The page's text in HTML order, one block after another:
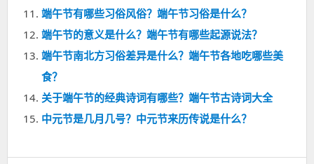
端午节有哪些习俗风俗？端午节习俗是什么？
端午节的意义是什么？端午节有哪些起源说法？
端午节南北方习俗差异是什么？端午节各地吃哪些美
食？
关于端午节的经典诗词有哪些？端午节古诗词大全
中元节是几月几号？中元节来历传说是什么？